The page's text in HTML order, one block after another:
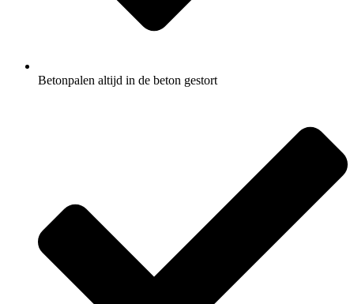
Betonpalen altijd in de beton gestort